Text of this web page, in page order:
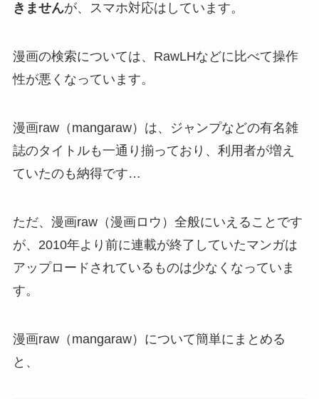
きませんが、スマホ対応はしています。
漫画の検索については、RawLHなどに比べて操作
性が悪くなっています。
漫画raw（mangaraw）は、ジャンプなどの有名雑
誌のタイトルも一通り揃っており、利用者が増え
ていたのも納得です…
ただ、漫画raw（漫画ロウ）全般にいえることです
が、2010年より前に連載が終了していたマンガは
アップロードされているものは少なくなっていま
す。
漫画raw（mangaraw）について簡単にまとめる
と、